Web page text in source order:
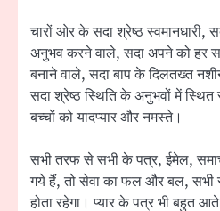
चारों ओर के सदा श्रेष्ठ स्वमानधारी,
अनुभव करने वाले, सदा अपने को हर
बनाने वाले, सदा बाप के दिलतख्त
सदा श्रेष्ठ स्थिति के अनुभवों में
बच्चों को यादप्यार और नमस्ते।
सभी तरफ से सभी के पत्र, ईमेल,
गये हैं, तो सेवा का फल और बल, सभी
होता रहेगा। प्यार के पत्र भी बहुत